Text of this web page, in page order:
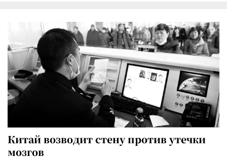
Китай возводит стену против утечки
мозгов